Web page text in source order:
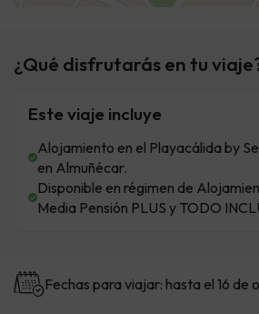
¿Qué disfrutarás en tu
Este viaje incluye
Alojamiento en el Playacálida by
en Almuñécar.
Disponible en régimen de
Media Pensión PLUS y TODO
Fechas para viajar: hasta el 16 de